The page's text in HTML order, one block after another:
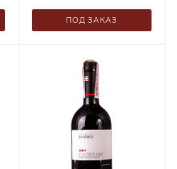
ПОД ЗАКАЗ